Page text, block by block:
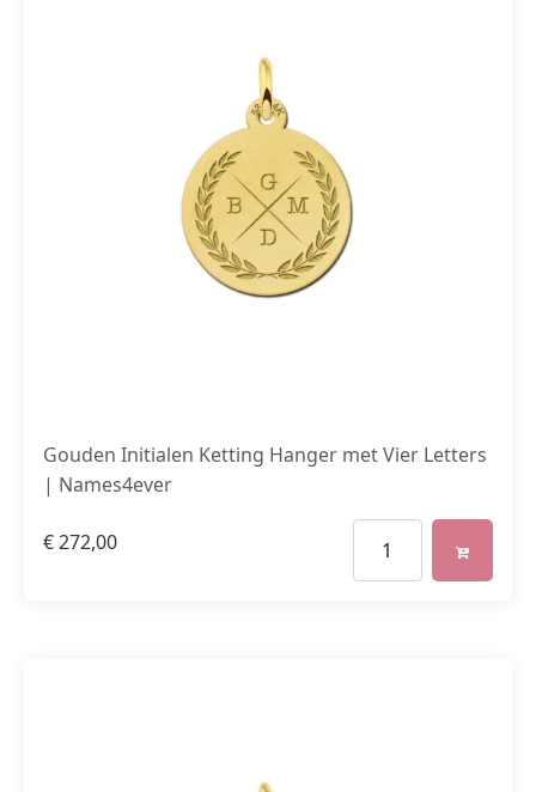
Gouden Initialen Ketting Hanger met Vier Letters
| Names4ever
€272,00